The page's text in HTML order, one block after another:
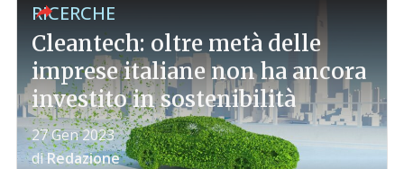
RICERCHE
Cleantech: oltre metà delle
imprese italiane non ha ancora
investito in sostenibilità
27 Gen 2023
diRedazione